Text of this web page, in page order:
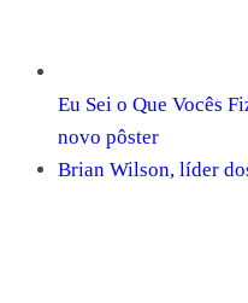
Eu Sei o Que Vocês
novo pôster
Brian Wilson, líder